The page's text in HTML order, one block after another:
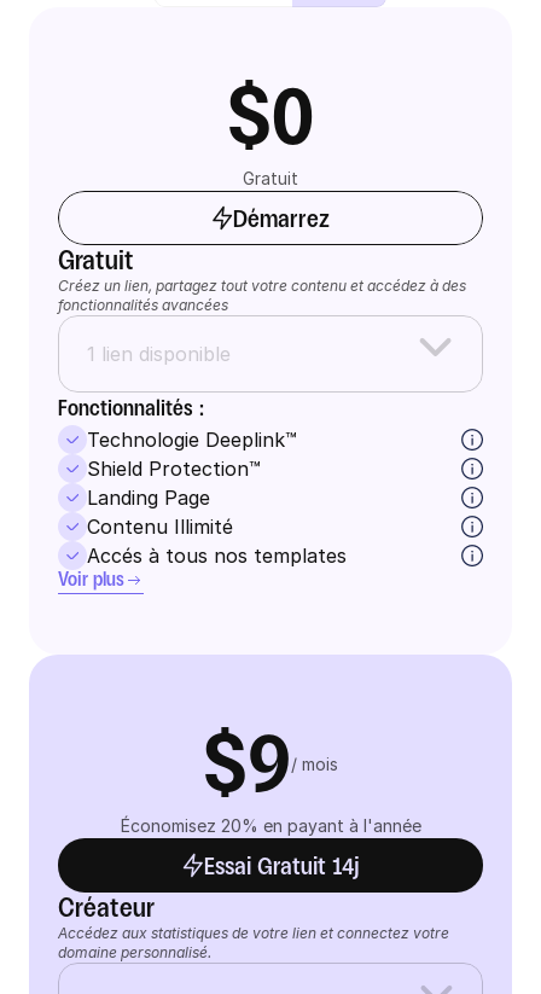
$0
Gratuit
Démarrez
Gratuit
Créez un lien, partagez tout votre contenu et accédez à des
fonctionnalités avancées
1 lien disponible
Fonctionnalités :
Technologie Deeplink™️
Shield Protection™
Landing Page
Contenu Illimité
Accés à tous nos templates
Voir plus
$9/ mois
Économisez 20% en payant à l'année
Essai Gratuit 14j
Créateur
Accédez aux statistiques de votre lien et connectez votre
domaine personnalisé.